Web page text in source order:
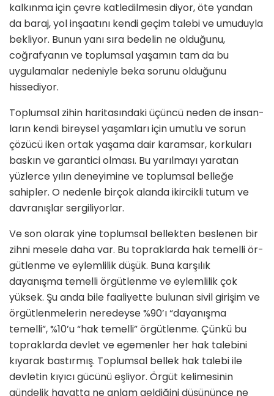
kalkınma için çevre katle­dilmesin diyor, öte yandan
da baraj, yol inşaatını kendi geçim talebi ve umuduyla
bekliyor. Bunun yanı sıra be­delin ne olduğunu,
coğrafyanın ve toplumsal yaşamın tam da bu
uygulamalar nedeniyle beka sorunu olduğu­nu
hissediyor.
Toplumsal zihin haritasındaki üçüncü neden de insan­
ların kendi bireysel yaşamları için umutlu ve sorun
çö­zücü iken ortak yaşama dair karamsar, korkuları
baskın ve garantici olması. Bu yarılmayı yaratan
yüzlerce yılın deneyimine ve toplumsal belleğe
sahipler. O nedenle birçok alanda ikircikli tutum ve
davranışlar sergiliyorlar.
Ve son olarak yine toplumsal bellekten beslenen bir
zihni mesele daha var. Bu topraklarda hak temelli ör­
gütlenme ve eylemlilik düşük. Buna karşılık
dayanışma temelli örgütlenme ve eylemlilik çok
yüksek. Şu anda bile faaliyette bulunan sivil girişim ve
örgütlenmele­rin neredeyse %90’ı “dayanışma
temelli”, %10’u “hak temelli” örgütlenme. Çünkü bu
topraklarda devlet ve egemenler her hak talebini
kıyarak bastırmış. Toplum­sal bellek hak talebi ile
devletin kıyıcı gücünü eşliyor. Örgüt kelimesinin
gündelik hayatta ne anlam geldiğini düşününce ne